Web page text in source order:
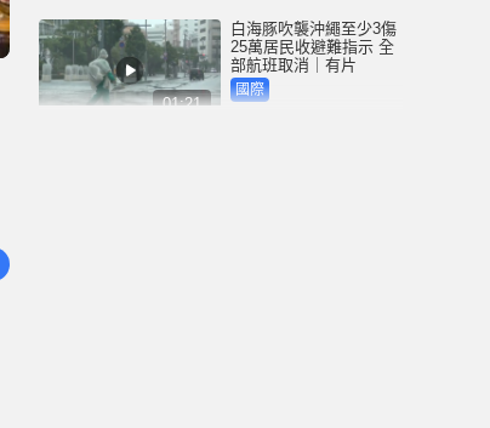
01:21
白海豚吹襲沖繩至少3傷
25萬居民收避難指示 全
部航班取消｜有片
國際